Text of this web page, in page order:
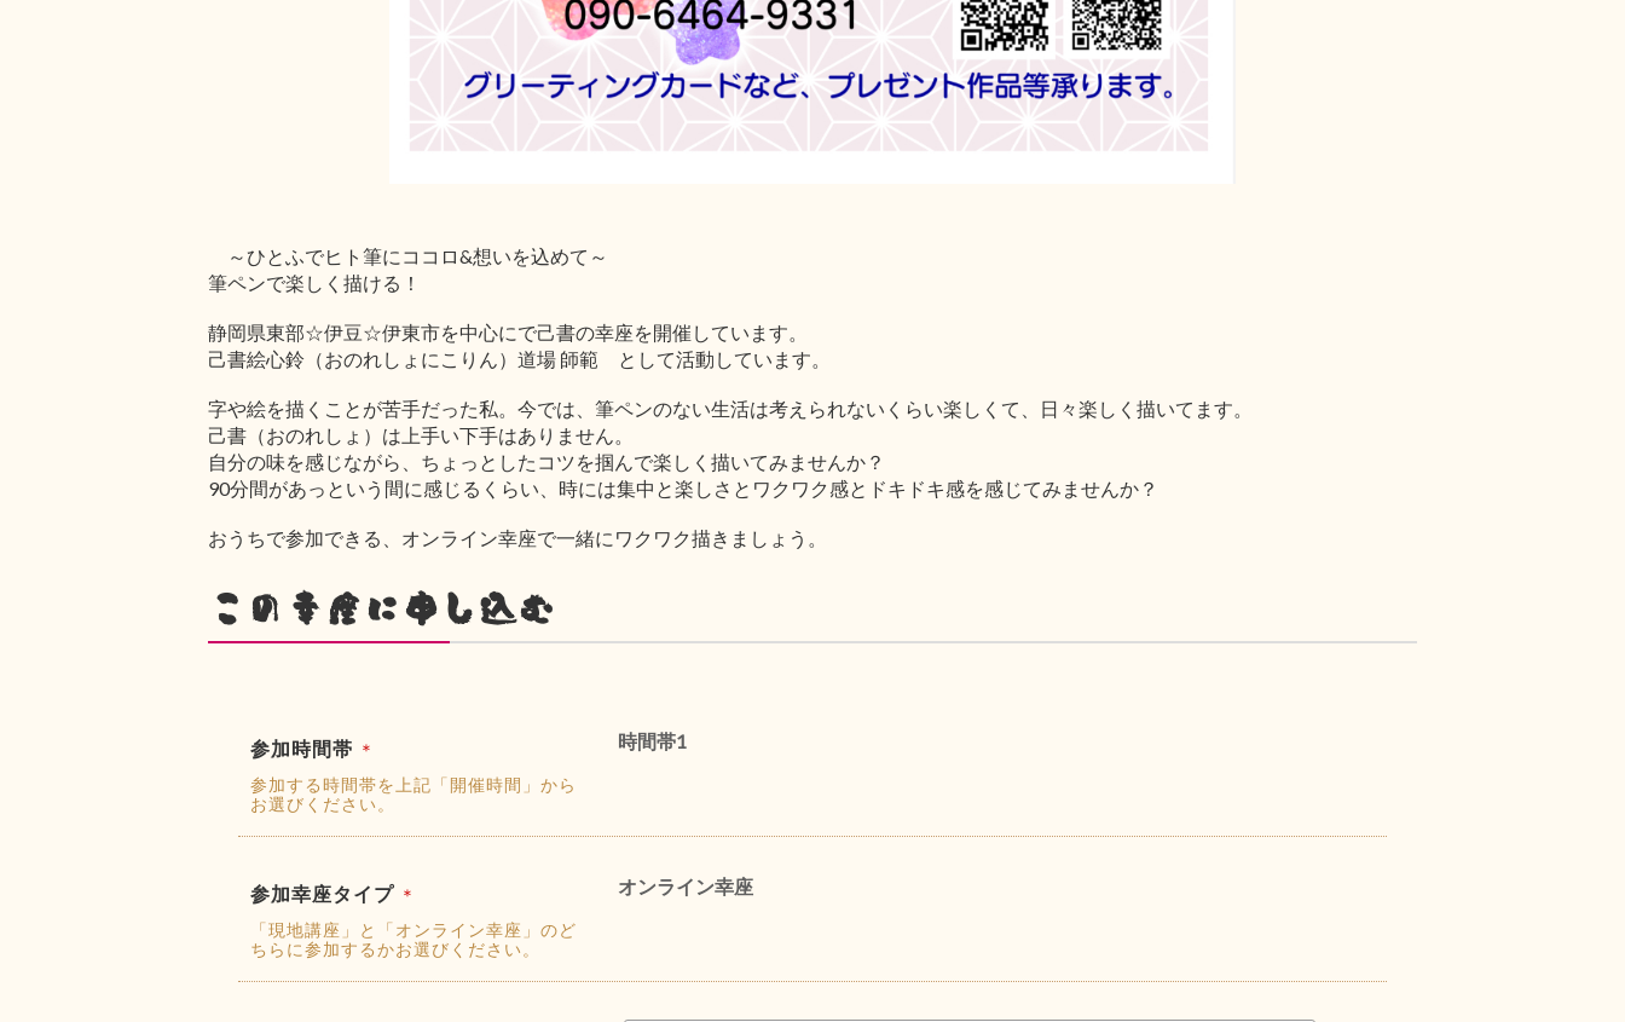
～ひとふでヒト筆にココロ&想いを込めて～
筆ペンで楽しく描ける！
静岡県東部☆伊豆☆伊東市を中心にで己書の幸座を開催しています。
己書絵心鈴（おのれしょにこりん）道場 師範 として活動しています。
字や絵を描くことが苦手だった私。今では、筆ペンのない生活は考えられないくらい楽しくて、日々楽しく描いてます。
己書（おのれしょ）は上手い下手はありません。
自分の味を感じながら、ちょっとしたコツを掴んで楽しく描いてみませんか？
90分間があっという間に感じるくらい、時には集中と楽しさとワクワク感とドキドキ感を感じてみませんか？
おうちで参加できる、オンライン幸座で一緒にワクワク描きましょう。
この幸座に申し込む
参加時間帯 ＊
参加する時間帯を上記「開催時間」から
お選びください。
時間帯1
参加幸座タイプ ＊
「現地講座」と「オンライン幸座」のど
ちらに参加するかお選びください。
オンライン幸座